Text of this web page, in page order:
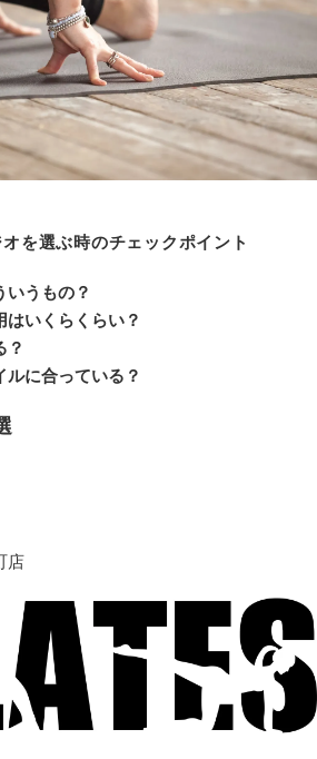
を選ぶ時のチェックポイント
いうもの？
はいくらくらい？
？
ルに合っている？
店